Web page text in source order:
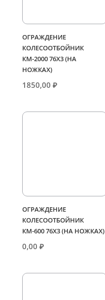
ОГРАЖДЕНИЕ
КОЛЕСООТБОЙНИК
КМ-2000 76Х3 (НА
НОЖКАХ)
1850,00 ₽
ОГРАЖДЕНИЕ
КОЛЕСООТБОЙНИК
КМ-600 76Х3 (НА НОЖКАХ)
0,00 ₽